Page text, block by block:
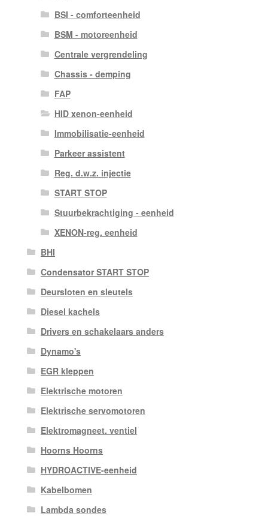
BSI - comforteenheid
BSM - motoreenheid
Centrale vergrendeling
Chassis - demping
FAP
HID xenon-eenheid
Immobilisatie-eenheid
Parkeer assistent
Reg. d.w.z. injectie
START STOP
Stuurbekrachtiging - eenheid
XENON-reg. eenheid
BHI
Condensator START STOP
Deursloten en sleutels
Diesel kachels
Drivers en schakelaars anders
Dynamo's
EGR kleppen
Elektrische motoren
Elektrische servomotoren
Elektromagneet. ventiel
Hoorns Hoorns
HYDROACTIVE-eenheid
Kabelbomen
Lambda sondes